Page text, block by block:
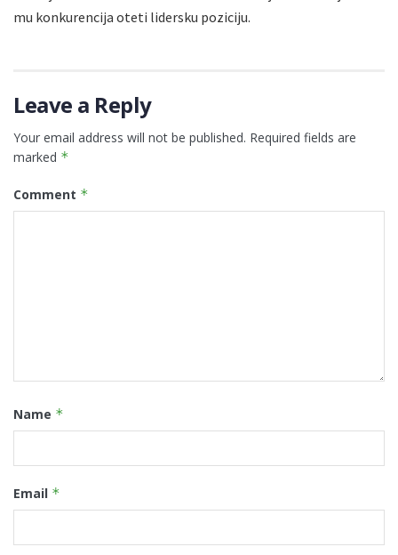
mu konkurencija oteti lidersku poziciju.
Leave a Reply
Your email address will not be published. Required fields are
marked *
Comment *
Name *
Email *